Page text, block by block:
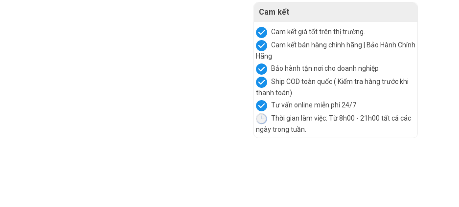
Cam kết
Cam kết giá tốt trên thị trường.
Cam kết bán hàng chính hãng | Bảo Hành Chính
Hãng
Bảo hành tận nơi cho doanh nghiệp
Ship COD toàn quốc ( Kiểm tra hàng trước khi
thanh toán)
Tư vấn online miễn phí 24/7
Thời gian làm việc: Từ 8h00 - 21h00 tất cả các
ngày trong tuần.